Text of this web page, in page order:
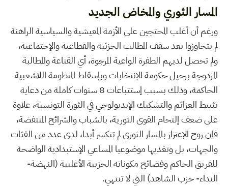
المسار الثوري والمخاض الجديد
ورغم أن أغلب المحتجين على الأزمة المعيشية والسياسية الراهنة
لم يتجاوزوا بعد سقف المطالب الجزئية والقطاعية والإجتماعية،
ولم تحصل لديهم الطفرة الواعية المرجوة، أي القناعة والمطالبة
المزدوجة برحيل حكومة الإنتخابات وبإسقاط المنظومة اللاشعبية
الحاكمة، وذلك بسبب إستتباعات 8 سنوات كاملة من دعاية
تثبيط العزائم والتشكيك الإيديولوجي في الثورة التونسية، علاوة
على ضعف إلتحام القوى الثورية، بالشباب والشرائح المنتفضة،
فإن روح الإعتزاز بالمسار الثوري لم تنكسر أبدا، لدى عدد من الفئات
والجهات، بل وتغذيها موضوعيا المساعي الإستبدادية الواضحة
للفريق الحاكم وفضائح مكوناته الحزبية الأغلبية (النهضة-
النداء- حزب الشاهد) التي لا تنتهي.